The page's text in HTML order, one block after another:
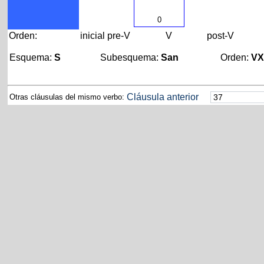
0
Orden: inicial pre-V V post-V
Esquema: S Subesquema:San Orden:VX
Otras cláusulas del mismo verbo: Cláusula anterior